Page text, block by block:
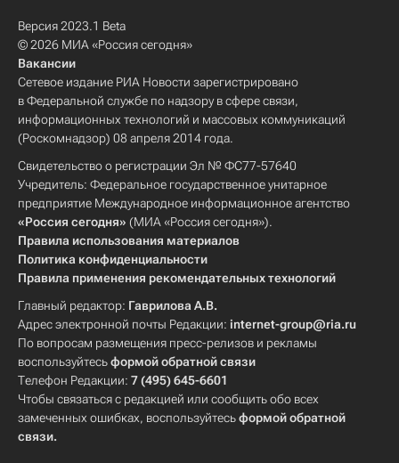
Версия 2023.1 Beta
© 2026 МИА «Россия сегодня»
Вакансии
Сетевое издание РИА Новости зарегистрировано
в Федеральной службе по надзору в сфере связи,
информационных технологий и массовых коммуникаций
(Роскомнадзор) 08 апреля 2014 года.
Свидетельство о регистрации Эл № ФС77-57640
Учредитель: Федеральное государственное унитарное
предприятие Международное информационное агентство
«Россия сегодня» (МИА «Россия сегодня»).
Правила использования материалов
Политика конфиденциальности
Правила применения рекомендательных технологий
Главный редактор: Гаврилова А.В.
Адрес электронной почты Редакции: internet-group@ria.ru
По вопросам размещения пресс-релизов и рекламы
воспользуйтесьформой обратной связи
Телефон Редакции: 7 (495) 645-6601
Чтобы связаться с редакцией или сообщить обо всех
замеченных ошибках, воспользуйтесьформой обратной
связи.